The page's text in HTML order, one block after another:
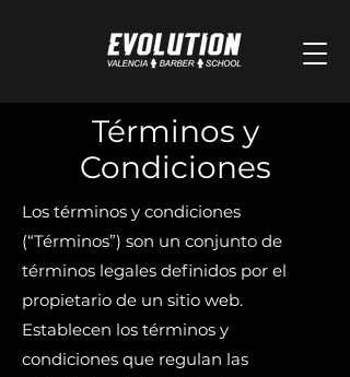
Términos y
Condiciones
Los términos y condiciones
(“Términos”) son un conjunto de
términos legales definidos por el
propietario de un sitio web.
Establecen los términos y
condiciones que regulan las